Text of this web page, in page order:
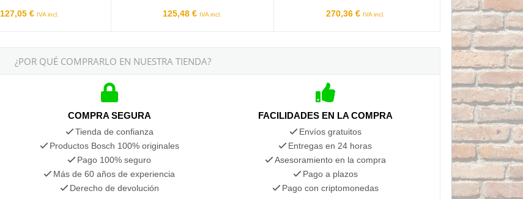
127,05 € IVA incl. 125,48 € IVA incl. 270,36 € IVA incl.
¿POR QUÉ COMPRARLO EN NUESTRA TIENDA?
COMPRA SEGURA
Tienda de confianza
Productos Bosch 100% originales
Pago 100% seguro
Más de 60 años de experiencia
Derecho de devolución
FACILIDADES EN LA COMPRA
Envíos gratuitos
Entregas en 24 horas
Asesoramiento en la compra
Pago a plazos
Pago con criptomonedas